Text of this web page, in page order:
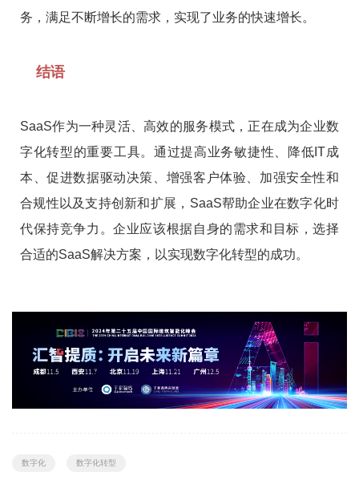
务，满足不断增长的需求，实现了业务的快速增长。
结语
SaaS作为一种灵活、高效的服务模式，正在成为企业数
字化转型的重要工具。通过提高业务敏捷性、降低IT成
本、促进数据驱动决策、增强客户体验、加强安全性和
合规性以及支持创新和扩展，SaaS帮助企业在数字化时
代保持竞争力。企业应该根据自身的需求和目标，选择
合适的SaaS解决方案，以实现数字化转型的成功。
数字化 数字化转型